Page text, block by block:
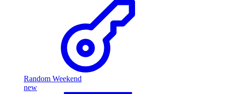
Random Weekend
new